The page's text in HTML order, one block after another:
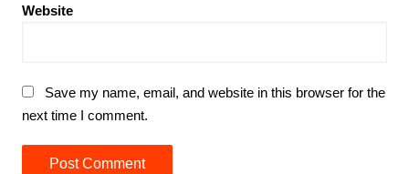
Website
Save my name, email, and website in this browser for the
next time I comment.